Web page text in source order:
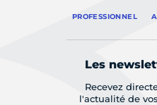
PROFESSIONNEL
Les
Recevez
l'actualité de